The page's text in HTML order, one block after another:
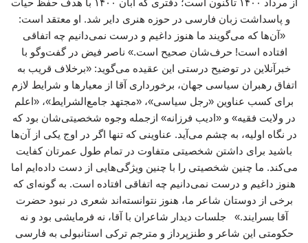
از مرداد ۱۴۰۰ تاکنون است؛ دفتری که آبان ۱۴۰۰ با هدف حفظ حیات
و پاسداشت زبان فارسی در حوزه هنری دایر شد. او معتقد است:
«آن‌ها که می‌گویند ما هنوز داغیم و درست نمی‌دانیم چه اتفاقی
افتاده است! حرف‌شان صحیح است.» ناصر فیض در گفت‌وگو با
خبرآنلاین در توضیح درستی این عقیده می‌گوید: «برخلاف قریب به
اتفاق رهبران سیاسی جهان، برخورداری آقا از معیارها و شرایط لازم
برای کسب عناوین «رجل سیاسی»، «مجتهد جامع‌الشرایط»، «اعلم
در ولایت فقیه» و «ادیب فرزانه» ازجمله وجوه شخصیتی‌شان بود که
در نگاه اولیه، به چشم می‌آید. عناوینی که تنها اگر در اوج یکی از آن‌ها
باشید برای داشتن شخصیتی متفاوت در تمام طول عمرتان کفایت
می‌کند. ما چنین شخصیتی را با چنین ویژگی‌هایی از دست داده‌ایم اما
هنوز داغیم و درست نمی‌دانیم چه اتفاقی افتاده است. به گونه‌ای که
برخی از دوستان شاعر ما، هنوز نتوانسته‌اند شعری در نبود حضرت
آقا بسرایند.» جلسات دیدار شاعران با آقا، نه فرمایشی بود و نه
حکومتی این شاعر و طنزپرداز و مترجم ترکی استانبولی به فارسی